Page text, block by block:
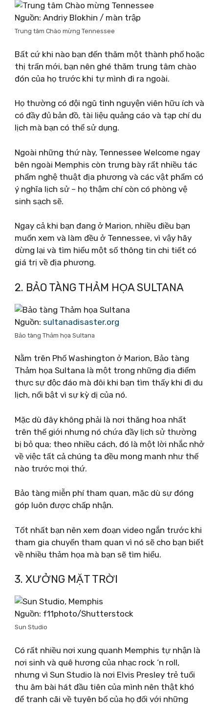
Nguồn: Andriy Blokhin / màn trập
Trung tâm Chào mừng Tennessee
Bất cứ khi nào bạn đến thăm một thành phố hoặc
thị trấn mới, bạn nên ghé thăm trung tâm chào
đón của họ trước khi tự mình đi ra ngoài.
Họ thường có đội ngũ tình nguyện viên hữu ích và
có đầy đủ bản đồ, tài liệu quảng cáo và tạp chí du
lịch mà bạn có thể sử dụng.
Ngoài những thứ này, Tennessee Welcome ngay
bên ngoài Memphis còn trưng bày rất nhiều tác
phẩm nghệ thuật địa phương và các vật phẩm có
ý nghĩa lịch sử – họ thậm chí còn có phòng vệ
sinh sạch sẽ.
Ngay cả khi bạn đang ở Marion, nhiều điều bạn
muốn xem và làm đều ở Tennessee, vì vậy hãy
dừng lại và tìm hiểu một số thông tin chi tiết có
giá trị về địa phương.
2. BẢO TÀNG THẢM HỌA SULTANA
Nguồn: sultanadisaster.org
Bảo tàng Thảm họa Sultana
Nằm trên Phố Washington ở Marion, Bảo tàng
Thảm họa Sultana là một trong những địa điểm
thực sự độc đáo mà đôi khi bạn tìm thấy khi đi du
lịch, nổi bật vì sự kỳ dị của nó.
Mặc dù đây không phải là nơi thăng hoa nhất
trên thế giới nhưng nó chứa đầy lịch sử thường
bị bỏ qua; theo nhiều cách, đó là một lời nhắc nhở
về việc tất cả chúng ta đều mong manh như thế
nào trước mọi thứ.
Bảo tàng miễn phí tham quan, mặc dù sự đóng
góp luôn được chấp nhận.
Tốt nhất bạn nên xem đoạn video ngắn trước khi
tham gia chuyến tham quan vì nó sẽ cho bạn biết
về nhiều thảm họa mà bạn sẽ tìm hiểu.
3. XƯỞNG MẶT TRỜI
Nguồn: f11photo/Shutterstock
Sun Studio
Có rất nhiều nơi xung quanh Memphis tự nhận là
nơi sinh và quê hương của nhạc rock ‘n roll,
nhưng vì Sun Studio là nơi Elvis Presley trẻ tuổi
thu âm bài hát đầu tiên của mình nên thật khó
để tranh cãi về tuyên bố của họ đối với những